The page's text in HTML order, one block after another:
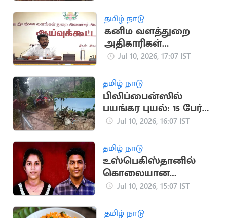
தமிழ் நாடு
கனிம வளத்துறை
அதிகாரிகள்
கூண்டோடு மாற்றம்
Jul 10, 2026, 17:07 IST
தமிழ் நாடு
பிலிப்பைன்ஸில்
பயங்கர புயல்: 15 பேர்
பலி, நிலச்சரிவு
Jul 10, 2026, 16:07 IST
தமிழ் நாடு
உஸ்பெகிஸ்தானில்
கொலையான
மருத்துவ மாணவி
தகனம்
Jul 10, 2026, 15:07 IST
தமிழ் நாடு